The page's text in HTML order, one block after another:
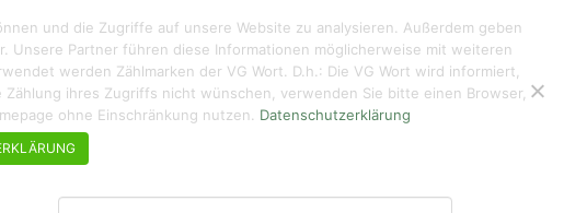
KUNTERBUNTES ÜBER MICH DE/EN KONTAKT
und die Zugriffe auf unsere Website zu analysieren. Außerdem geben
Unsere Partner führen diese Informationen möglicherweise mit weiteren
werden Zählmarken der VG Wort. D.h.: Die VG Wort wird informiert,
ihres Zugriffs nicht wünschen, verwenden Sie bitte einen Browser,
ohne Einschränkung nutzen. Datenschutzerklärung